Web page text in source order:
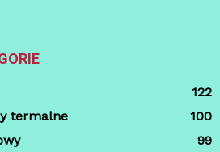
122
termalne
100
99